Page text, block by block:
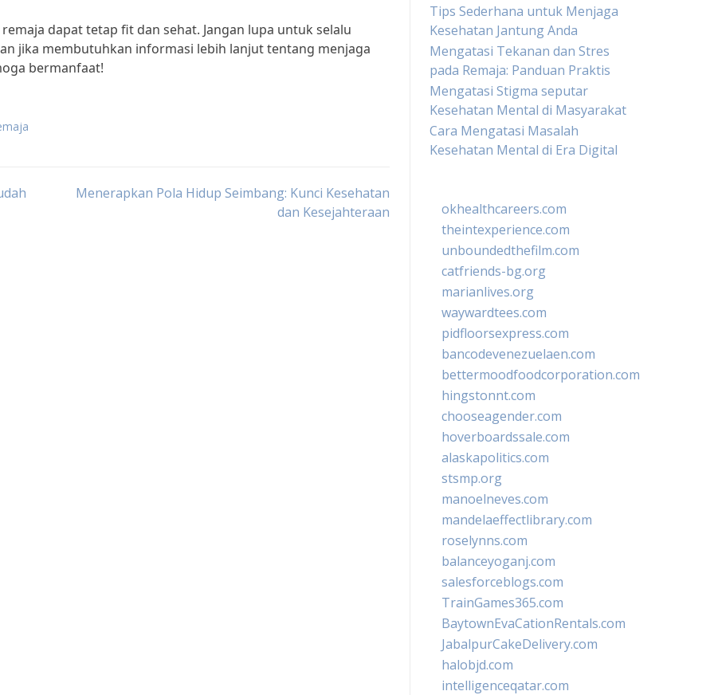
dapat tetap fit dan sehat. Jangan lupa untuk selalu
jika membutuhkan informasi lebih lanjut tentang menjaga
bermanfaat!
Menerapkan Pola Hidup Seimbang: Kunci Kesehatan
dan Kesejahteraan
Tips Sederhana untuk Menjaga
Kesehatan Jantung Anda
Mengatasi Tekanan dan Stres
pada Remaja: Panduan Praktis
Mengatasi Stigma seputar
Kesehatan Mental di Masyarakat
Cara Mengatasi Masalah
Kesehatan Mental di Era Digital
okhealthcareers.com
theintexperience.com
unboundedthefilm.com
catfriends-bg.org
marianlives.org
waywardtees.com
pidfloorsexpress.com
bancodevenezuelaen.com
bettermoodfoodcorporation.com
hingstonnt.com
chooseagender.com
hoverboardssale.com
alaskapolitics.com
stsmp.org
manoelneves.com
mandelaeffectlibrary.com
roselynns.com
balanceyoganj.com
salesforceblogs.com
TrainGames365.com
BaytownEvaCationRentals.com
JabalpurCakeDelivery.com
halobjd.com
intelligenceqatar.com